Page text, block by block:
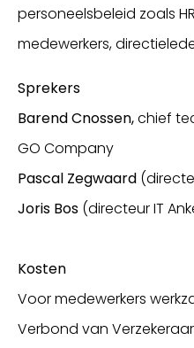
personeelsbeleid zoals
medewerkers,
Sprekers
Barend Cnossen,chief
GO Company
Pascal Zegwaard
Joris Bos (directeur IT
Kosten
Voor medewerkers
Verbond van